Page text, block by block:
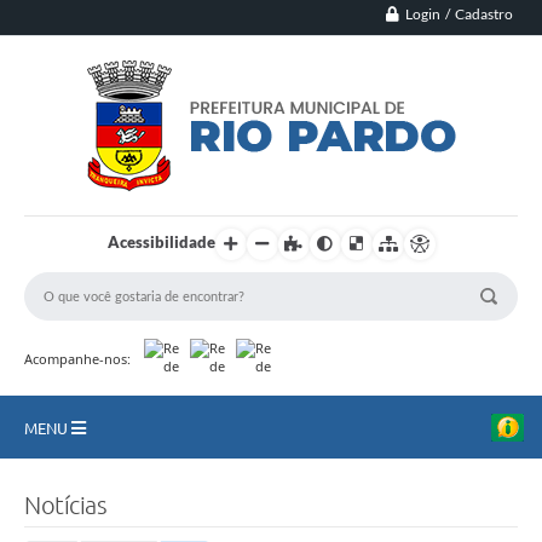
Login / Cadastro
Acessibilidade
Acompanhe-nos:
MENU
Notícias